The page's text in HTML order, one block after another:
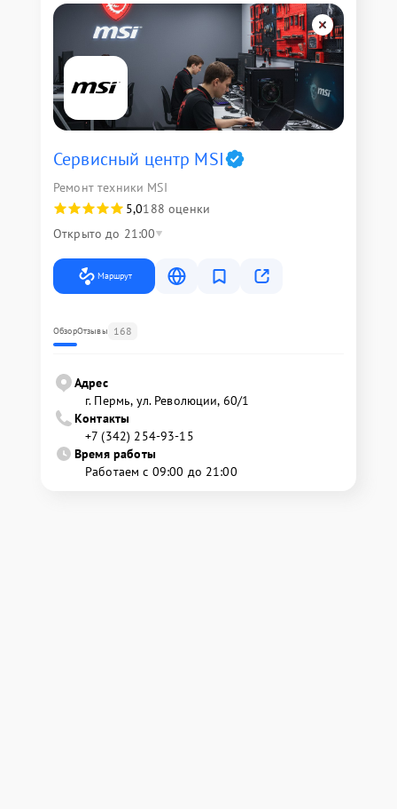
Сервисный центр MSI
Ремонт техники MSI
5,0188 оценки
Открыто до 21:00
Маршрут
ОбзорОтзывы 168
Адрес
г. Пермь, ул. ​Революции, 60/1
Контакты
+7 (342) 254-93-15
Время работы
Работаем с 09:00 до 21:00